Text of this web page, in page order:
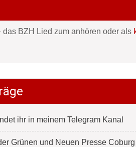
das BZH Lied zum anhören oder als
ihr in meinem Telegram Kanal
Grünen und Neuen Presse